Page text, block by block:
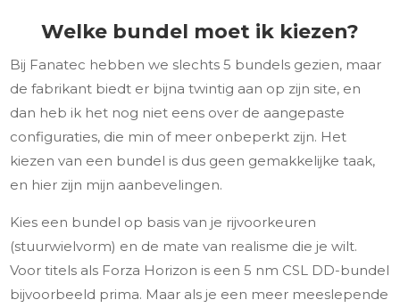
Welke bundel moet ik kiezen?
Bij Fanatec hebben we slechts 5 bundels gezien, maar
de fabrikant biedt er bijna twintig aan op zijn site, en
dan heb ik het nog niet eens over de aangepaste
configuraties, die min of meer onbeperkt zijn. Het
kiezen van een bundel is dus geen gemakkelijke taak,
en hier zijn mijn aanbevelingen.
Kies een bundel op basis van je rijvoorkeuren
(stuurwielvorm) en de mate van realisme die je wilt.
Voor titels als Forza Horizon is een 5 nm CSL DD-bundel
bijvoorbeeld prima. Maar als je een meer meeslepende